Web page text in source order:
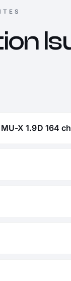
X 1.9D 164 ch